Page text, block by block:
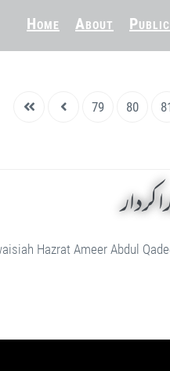
Home About
79 80
Hazrat Ameer Abdul